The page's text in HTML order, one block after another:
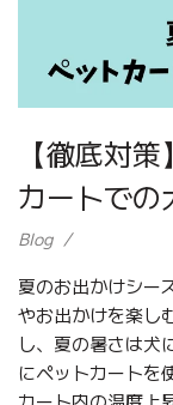
【徹底対
カートでの
Blog
夏のお出かけシー
やお出かけを楽し
し、夏の暑さは犬
にペットカートを